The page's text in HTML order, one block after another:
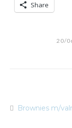
Share
20/
Brownies m/